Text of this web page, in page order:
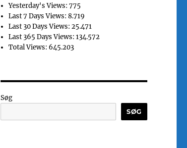
Yesterday's Views:775
Last 7 Days Views:8.719
Last 30 Days Views:25.471
Last 365 Days Views:134.572
Total Views: 645.203
Søg
SØG